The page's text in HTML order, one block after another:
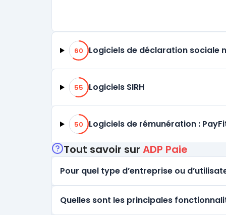
60% de compatibilité
60 Logiciels de déclaration sociale
55% de compatibilité
55 Logiciels SIRH
50% de compatibilité
50 Logiciels de rémunération :
Tout savoir sur ADP Paie
Pour quel type d’entreprise ou
Quelles sont les principales